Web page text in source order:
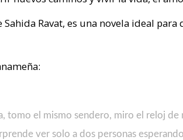
Sahida Ravat, es una novela ideal
tomo el mismo sendero, miro el reloj
ver solo a dos personas